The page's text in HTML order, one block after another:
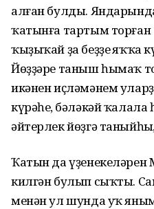
алған булды.
ҡатынға тартым
ҡыҙыҡай ҙа беҙҙең яҡҡа
Йөҙҙәре таныш һымаҡ
икәнен иҫләмәнем
күрәһең, бәләкәй
әйтерлек йөҙгә
Ҡатын да үҙенекеләрен
килгән булып сыҡты.
менән ул шунда уҡ